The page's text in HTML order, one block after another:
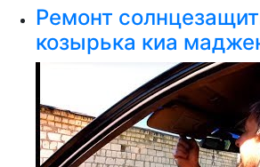
Ремонт
козырька киа